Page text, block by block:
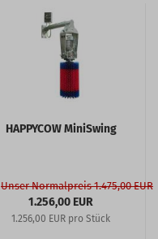
HAPPYCOW MiniSwing
Unser Normalpreis 1.475,00 EUR
1.256,00 EUR
1.256,00 EUR pro Stück